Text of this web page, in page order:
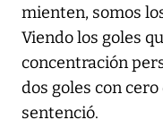
mienten, somos
Viendo los goles
concentración
dos goles con
sentenció.